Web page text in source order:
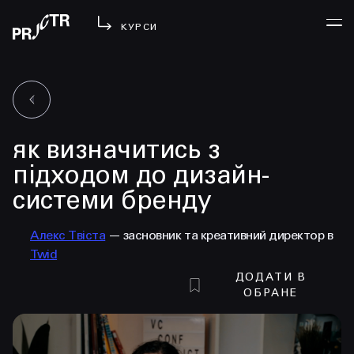
КУРСИ
МЕНЮ
у проджі
бібліотека
менторство
lezo
блог
як визначитись з
підходом до дизайн-
системи бренду
Алекс Твіста — засновник та креативний директор в
Twid
ДОДАТИ В
ОБРАНЕ